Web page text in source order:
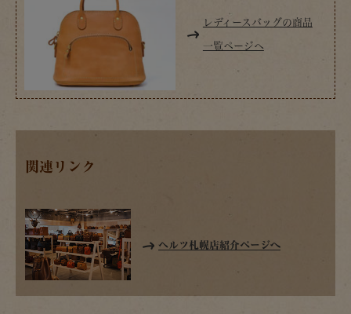
レディースバッグの商品
一覧ページへ
関連リンク
ヘルツ札幌店紹介ページへ